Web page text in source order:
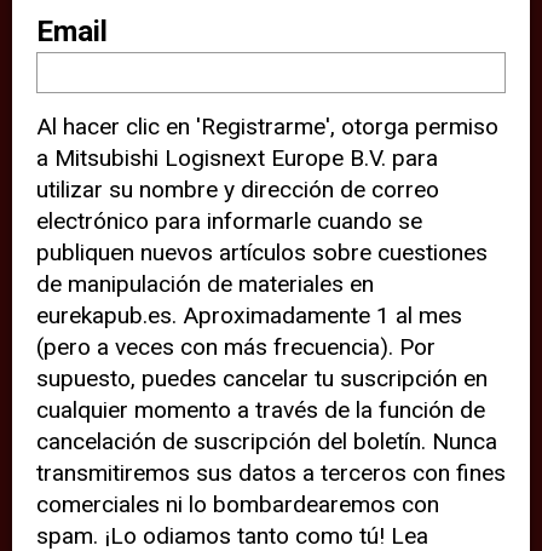
sitio web (por ejemplo, ofreciéndole
información de ubicación). Estas
terceras partes también definen
cookies en su dispositivo y pueden
rastrear su comportamiento en
internet. Al hacer clic en “Aceptar”,
significa que está de acuerdo con el
uso de cookies analíticas y de
terceros para tener una experiencia
óptima en nuestro sitio web. Si
elige “Declinar” el uso de cookies
analíticas y de terceros, evitará que
terceras partes rastreen su
comportamiento en nuestro sitio
Email
Al hacer clic en 'Registrarme', otorga permiso
a Mitsubishi Logisnext Europe B.V. para
utilizar su nombre y dirección de correo
electrónico para informarle cuando se
publiquen nuevos artículos sobre cuestiones
de manipulación de materiales en
eurekapub.es. Aproximadamente 1 al mes
(pero a veces con más frecuencia). Por
supuesto, puedes cancelar tu suscripción en
cualquier momento a través de la función de
cancelación de suscripción del boletín. Nunca
transmitiremos sus datos a terceros con fines
comerciales ni lo bombardearemos con
spam. ¡Lo odiamos tanto como tú! Lea